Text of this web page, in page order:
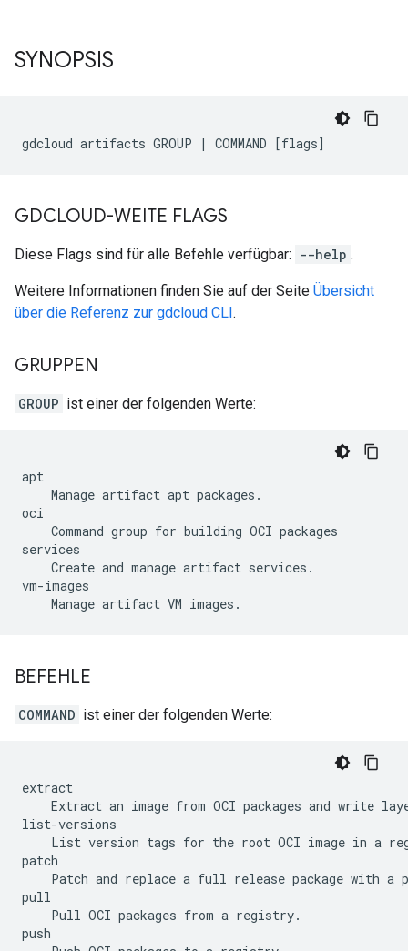
SYNOPSIS
GDCLOUD-WEITE FLAGS
Diese Flags sind für alle Befehle verfügbar: --help .
Weitere Informationen finden Sie auf der Seite Übersicht
über die Referenz zur gdcloud CLI.
GRUPPEN
GROUP ist einer der folgenden Werte:
apt
    Manage artifact apt packages.
oci
    Command group for building OCI packages
services
    Create and manage artifact services.
vm-images
BEFEHLE
COMMAND ist einer der folgenden Werte:
extract
Extract an image from OCI packages and write
list-versions
List version tags for the root OCI image in a
patch
Patch and replace a full release package with a
pull
    Pull OCI packages from a registry.
push